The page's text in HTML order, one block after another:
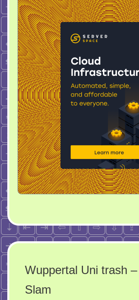
Wuppertal Uni trash
Slam